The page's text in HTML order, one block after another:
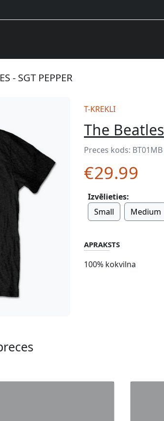
- SGT PEPPER
T-KREKLI
The Beatles
Preces kods: BT01MB
€29.99
Izvēlieties:
Small
Medium
APRAKSTS
100% kokvilna